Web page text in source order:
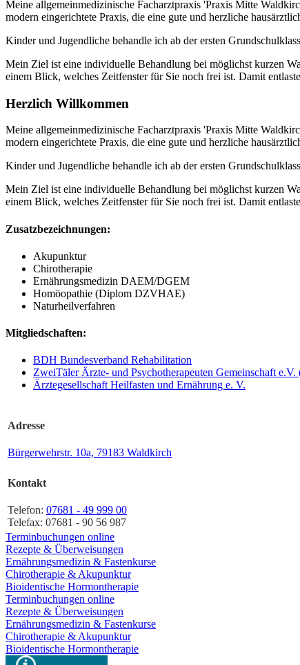
Meine allgemeinmedizinische Facharztpraxis 'Praxis Mitte
modern eingerichtete Praxis, die eine gute und herzliche
Kinder und Jugendliche behandle ich ab der ersten
Mein Ziel ist eine individuelle Behandlung bei möglichst kurzen
einem Blick, welches Zeitfenster für Sie noch frei ist. Damit
Herzlich Willkommen
Meine allgemeinmedizinische Facharztpraxis 'Praxis Mitte
modern eingerichtete Praxis, die eine gute und herzliche
Kinder und Jugendliche behandle ich ab der ersten
Mein Ziel ist eine individuelle Behandlung bei möglichst kurzen
einem Blick, welches Zeitfenster für Sie noch frei ist. Damit
Zusatzbezeichnungen:
Akupunktur
Chirotherapie
Ernährungsmedizin DAEM/DGEM
Homöopathie (Diplom DZVHAE)
Naturheilverfahren
Mitgliedschaften:
BDH Bundesverband Rehabilitation
ZweiTäler Ärzte- und Psychotherapeuten Gemeinschaft
Ärztegesellschaft Heilfasten und Ernährung e. V.
Adresse
Bürgerwehrstr. 10a, 79183 Waldkirch
Kontakt
Telefon: 07681 - 49 999 00
Telefax: 07681 - 90 56 987
Terminbuchungen online
Rezepte & Überweisungen
Ernährungsmedizin & Fastenkurse
Chirotherapie & Akupunktur
Bioidentische Hormontherapie
Terminbuchungen online
Rezepte & Überweisungen
Ernährungsmedizin & Fastenkurse
Chirotherapie & Akupunktur
Bioidentische Hormontherapie